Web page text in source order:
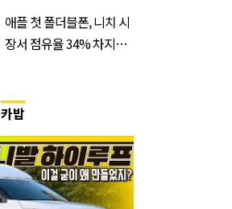
애플 첫 폴더블폰, 니치 시
장서 점유율 34% 차지할
카밥